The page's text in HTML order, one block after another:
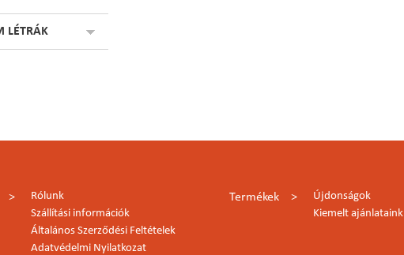
LÉTRÁK
Rólunk
Szállítási információk
Általános Szerződési Feltételek
Adatvédelmi Nyilatkozat
Termékek
Újdonságok
Kiemelt ajánlataink